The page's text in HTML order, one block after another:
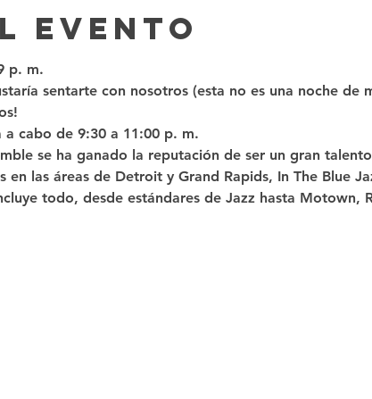
evento
p. m.
sentarte con nosotros (esta no es una noche de
a cabo de 9:30 a 11:00 p. m.
se ha ganado la reputación de ser un gran
las áreas de Detroit y Grand Rapids, In The Blue
todo, desde estándares de Jazz hasta Motown,